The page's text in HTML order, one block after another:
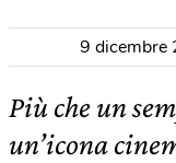
9 dicembre
Più che un
un’icona